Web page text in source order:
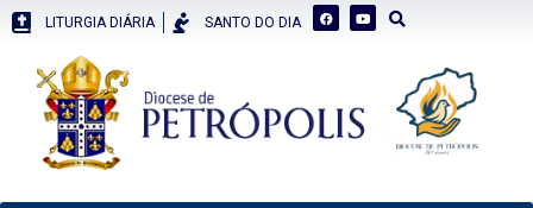
LITURGIA DIÁRIA SANTO DO DIA